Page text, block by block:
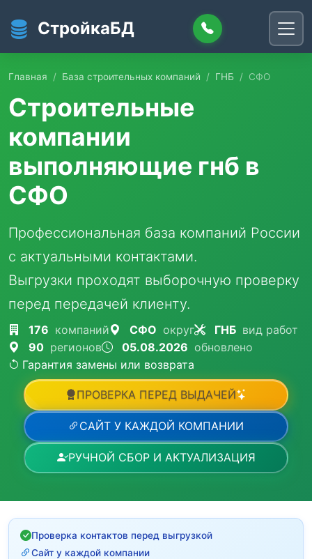
СтройкаБД
Главная База строительных компаний ГНБ СФО
Строительные
компании
выполняющие гнб в
СФО
Профессиональная база компаний России
с актуальными контактами.
Выгрузки проходят выборочную проверку
перед передачей клиенту.
176 компаний СФО округ ГНБ вид работ
90 регионов 05.08.2026 обновлено
Гарантия замены или возврата
ПРОВЕРКА ПЕРЕД ВЫДАЧЕЙ
САЙТ У КАЖДОЙ КОМПАНИИ
РУЧНОЙ СБОР И АКТУАЛИЗАЦИЯ
Проверка контактов перед выгрузкой
Сайт у каждой компании